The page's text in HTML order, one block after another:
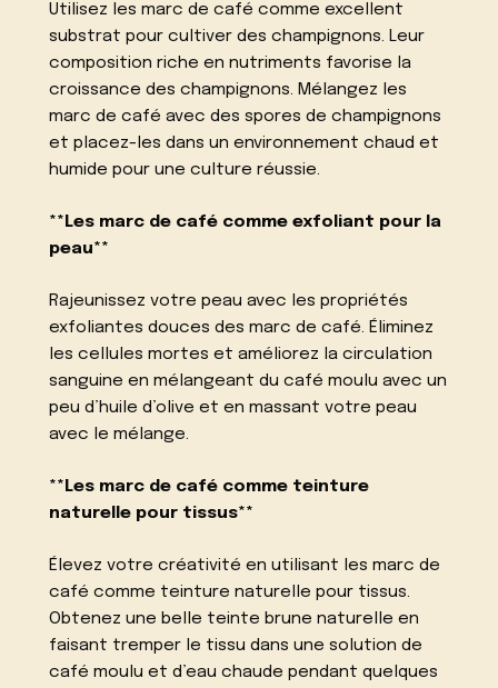
Utilisez les marc de café comme excellent
substrat pour cultiver des champignons. Leur
composition riche en nutriments favorise la
croissance des champignons. Mélangez les
marc de café avec des spores de champignons
et placez-les dans un environnement chaud et
humide pour une culture réussie.
**Les marc de café comme exfoliant pour la
peau**
Rajeunissez votre peau avec les propriétés
exfoliantes douces des marc de café. Éliminez
les cellules mortes et améliorez la circulation
sanguine en mélangeant du café moulu avec un
peu d’huile d’olive et en massant votre peau
avec le mélange.
**Les marc de café comme teinture
naturelle pour tissus**
Élevez votre créativité en utilisant les marc de
café comme teinture naturelle pour tissus.
Obtenez une belle teinte brune naturelle en
faisant tremper le tissu dans une solution de
café moulu et d’eau chaude pendant quelques